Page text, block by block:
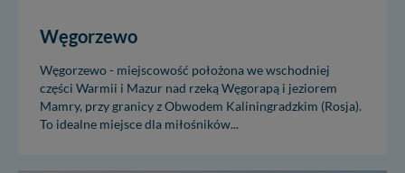
Węgorzewo
Węgorzewo - miejscowość położona we wschodniej
części Warmii i Mazur nad rzeką Węgorapą i jeziorem
Mamry, przy granicy z Obwodem Kaliningradzkim (Rosja).
To idealne miejsce dla miłośników...